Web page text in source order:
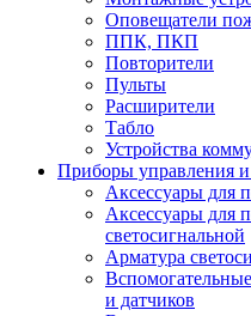
Оповещатели
ППК, ПКП
Повторители
Пульты
Расширители
Табло
Устройства
Приборы управления и
Аксессуары для
Аксессуары для
светосигнальной
Арматура
и датчиков